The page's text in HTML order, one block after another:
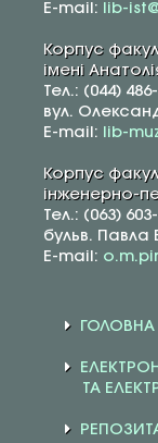
E-mail:
lib-
Корпус
імені
Тел.: (044)
вул.
E-mail:
lib-
Корпус
інженерно-
Тел.: (063)
бульв. Павла
E-mail:
ГОЛОВНА
ТА